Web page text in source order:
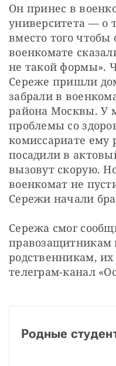
Он принес в
университета — о
вместо того
военкомате
не такой формы».
Сереже пришли
забрали в
района Москвы. У
проблемы со
комиссариате ему
посадили в
вызовут скорую.
военкомат не
Сережи начали
Сережа смог
правозащитникам
родственникам,
телеграм-канал
Родные